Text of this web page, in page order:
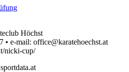
Höchst
• e-mail: office@karatehoechst.at
nicki-cup/